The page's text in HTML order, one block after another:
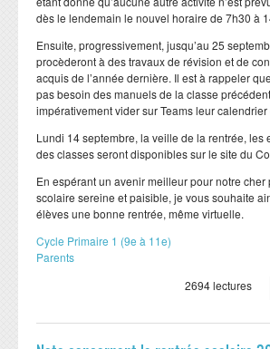
dès le lendemain le nouvel horaire de 7h30 à
Ensuite, progressivement, jusqu’au 25
procèderont à des travaux de révision et de
acquis de l’année dernière. Il est à rappeler
pas besoin des manuels de la classe
impérativement vider sur Teams leur calendrier
Lundi 14 septembre, la veille de la rentrée, les
des classes seront disponibles sur le site du
En espérant un avenir meilleur pour notre cher
scolaire sereine et paisible, je vous souhaite
élèves une bonne rentrée, même virtuelle.
Cycle Primaire 1 (9e à 11e)
Parents
2694 lectures